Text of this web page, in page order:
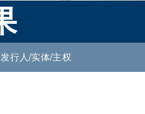
发行人/实体/主权